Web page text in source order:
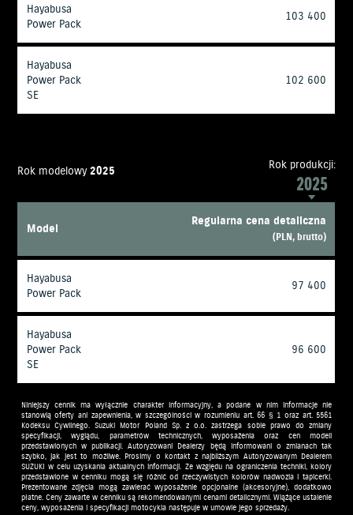
Hayabusa
Power Pack
103 400
Hayabusa
Power Pack
SE
102 600
Rok modelowy2025 Rok produkcji:
2025
Model Regularna cena detaliczna
(PLN, brutto)
Hayabusa
Power Pack
97 400
Hayabusa
Power Pack
SE
96 600
Niniejszy cennik ma wyłącznie charakter informacyjny, a podane w nim informacje nie
stanowią oferty ani zapewnienia, w szczególności w rozumieniu art. 66 § 1 oraz art. 5561
Kodeksu Cywilnego. Suzuki Motor Poland Sp. z o.o. zastrzega sobie prawo do zmiany
specyfikacji, wyglądu, parametrów technicznych, wyposażenia oraz cen modeli
przedstawionych w publikacji. Autoryzowani Dealerzy będą informowani o zmianach tak
szybko, jak jest to możliwe. Prosimy o kontakt z najbliższym Autoryzowanym Dealerem
SUZUKI w celu uzyskania aktualnych informacji. Ze względu na ograniczenia techniki, kolory
przedstawione w cenniku mogą się różnić od rzeczywistych kolorów nadwozia i tapicerki.
Prezentowane zdjęcia mogą zawierać wyposażenie opcjonalne (akcesoryjne), dodatkowo
płatne. Ceny zawarte w cenniku są rekomendowanymi cenami detalicznymi. Wiążące ustalenie
ceny, wyposażenia i specyfikacji motocykla następuje w umowie jego sprzedaży.